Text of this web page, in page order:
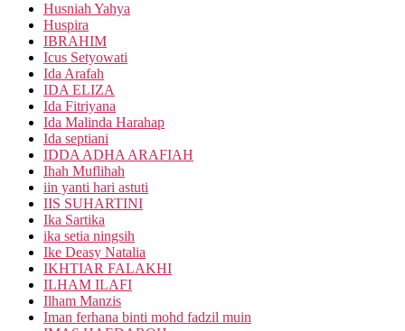
Husniah Yahya
Huspira
IBRAHIM
Icus Setyowati
Ida Arafah
IDA ELIZA
Ida Fitriyana
Ida Malinda Harahap
Ida septiani
IDDA ADHA ARAFIAH
Ihah Muflihah
iin yanti hari astuti
IIS SUHARTINI
Ika Sartika
ika setia ningsih
Ike Deasy Natalia
IKHTIAR FALAKHI
ILHAM ILAFI
Ilham Manzis
Iman ferhana binti mohd fadzil muin